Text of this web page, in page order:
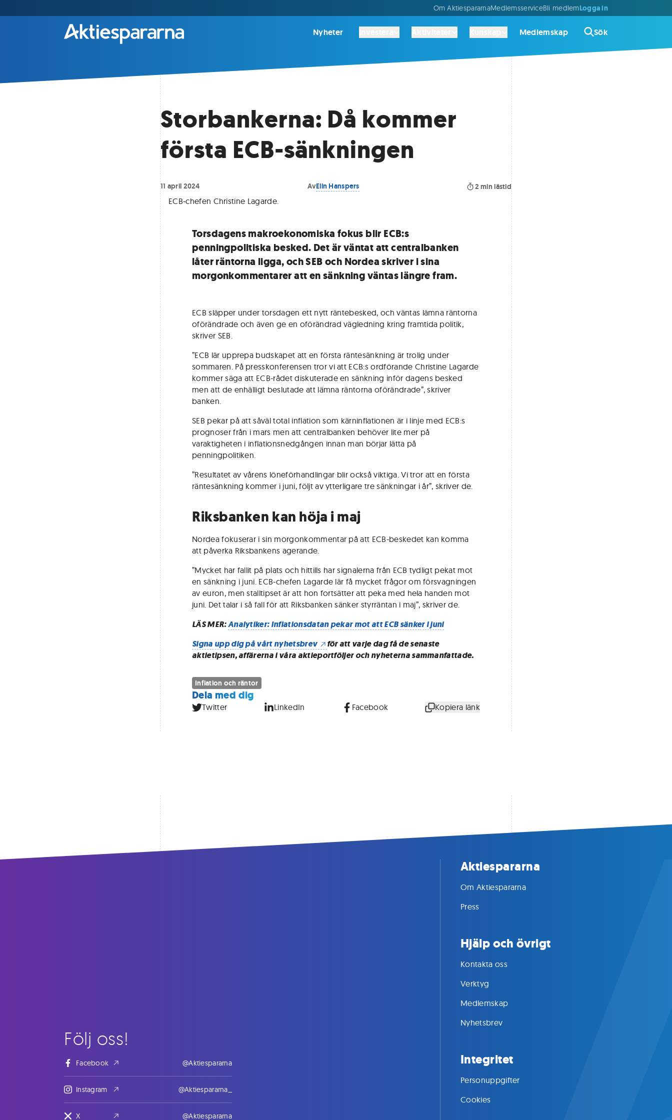
Om AktiespararnaMedlemsserviceBli medlemLogga in
Nyheter Medlemskap Sök
Storbankerna: Då kommer
första ECB-sänkningen
11 april 2024 AvElin Hanspers 2 min lästid
ECB-chefen Christine Lagarde.
Torsdagens makroekonomiska fokus blir ECB:s
penningpolitiska besked. Det är väntat att centralbanken
låter räntorna ligga, och SEB och Nordea skriver i sina
morgonkommentarer att en sänkning väntas längre fram.
ECB släpper under torsdagen ett nytt räntebesked, och väntas lämna räntorna
oförändrade och även ge en oförändrad vägledning kring framtida politik,
skriver SEB.
”ECB lär upprepa budskapet att en första räntesänkning är trolig under
sommaren. På presskonferensen tror vi att ECB:s ordförande Christine Lagarde
kommer säga att ECB-rådet diskuterade en sänkning inför dagens besked
men att de enhälligt beslutade att lämna räntorna oförändrade”, skriver
banken.
SEB pekar på att såväl total inflation som kärninflationen är i linje med ECB:s
prognoser från i mars men att centralbanken behöver lite mer på
varaktigheten i inflationsnedgången innan man börjar lätta på
penningpolitiken.
”Resultatet av vårens löneförhandlingar blir också viktiga. Vi tror att en första
räntesänkning kommer i juni, följt av ytterligare tre sänkningar i år”, skriver de.
Riksbanken kan höja i maj
Nordea fokuserar i sin morgonkommentar på att ECB-beskedet kan komma
att påverka Riksbankens agerande.
”Mycket har fallit på plats och hittills har signalerna från ECB tydligt pekat mot
en sänkning i juni. ECB-chefen Lagarde lär få mycket frågor om försvagningen
av euron, men stalltipset är att hon fortsätter att peka med hela handen mot
juni. Det talar i så fall för att Riksbanken sänker styrräntan i maj”, skriver de.
LÄS MER:Analytiker: Inflationsdatan pekar mot att ECB sänker i juni
Signa upp dig på vårt nyhetsbrev
för att varje dag få de senaste
aktietipsen, affärerna i våra aktieportföljer och nyheterna sammanfattade.
Inflation och räntor
Dela med dig
Twitter LinkedIn Facebook Kopiera länk
Följ oss!
Facebook @Aktiespararna
Instagram @Aktiespararna_
X @Aktiespararna
Aktiespararna
Om Aktiespararna
Press
Hjälp och övrigt
Kontakta oss
Verktyg
Medlemskap
Nyhetsbrev
Integritet
Personuppgifter
Cookies